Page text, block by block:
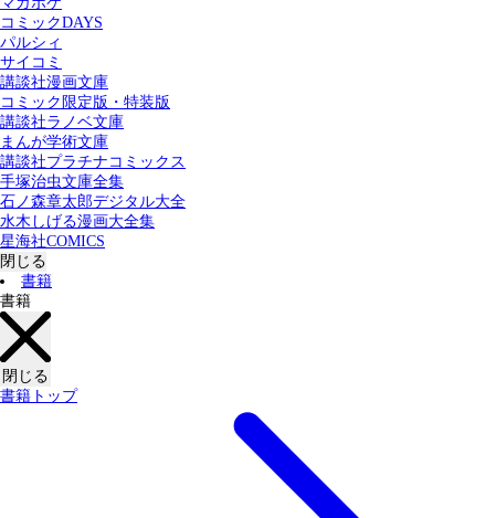
コミックDAYS
パルシィ
サイコミ
講談社漫画文庫
コミック限定版・特装版
講談社ラノベ文庫
まんが学術文庫
講談社プラチナコミックス
手塚治虫文庫全集
石ノ森章太郎デジタル大全
水木しげる漫画大全集
星海社COMICS
閉じる
書籍
書籍
閉じる
書籍トップ
カテゴリー：
すべての記事